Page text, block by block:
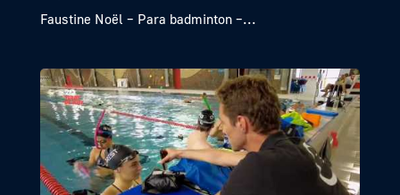
Faustine Noël – Para badminton –...